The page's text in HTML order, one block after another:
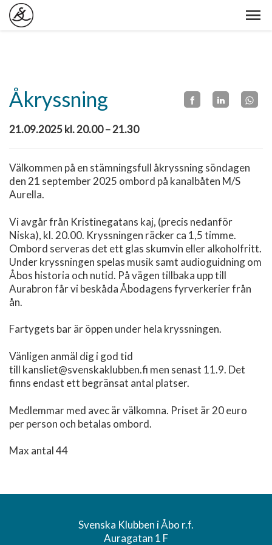
Åkryssning
21.09.2025 kl. 20.00 – 21.30
Välkommen på en stämningsfull åkryssning söndagen
den 21 september 2025 ombord på kanalbåten M/S
Aurella.
Vi avgår från Kristinegatans kaj, (precis nedanför
Niska), kl. 20.00. Kryssningen räcker ca 1,5 timme.
Ombord serveras det ett glas skumvin eller alkoholfritt.
Under kryssningen spelas musik samt audioguidning om
Åbos historia och nutid. På vägen tillbaka upp till
Aurabron får vi beskåda Åbodagens fyrverkerier från
ån.
Fartygets bar är öppen under hela kryssningen.
Vänligen anmäl dig i god tid
till kansliet@svenskaklubben.fi men senast 11.9. Det
finns endast ett begränsat antal platser.
Medlemmar med avec är välkomna. Priset är 20 euro
per person och betalas ombord.
Max antal 44
Svenska Klubben i Åbo r.f.
Auragatan 1 F